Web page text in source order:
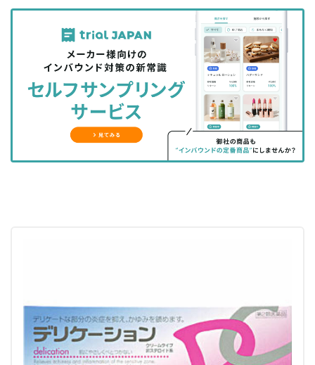
記
を
シ
ェ
る
記
事
を
シ
ェ
ア
す
る
な
ッ
ク
マ
に
記
事
を
購
読
す
る
マ
ガ
登
録
す
る